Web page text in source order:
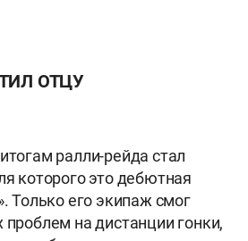
ОТЦУ
ралли-рейда стал
которого это дебютная
Только его экипаж смог
на дистанции гонки,